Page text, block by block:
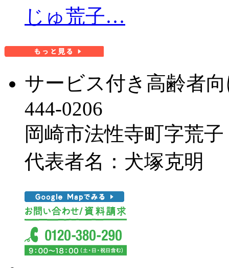
じゅ荒子…
サービス付き高齢者
444-0206
岡崎市法性寺町字荒
代表者名：犬塚克明